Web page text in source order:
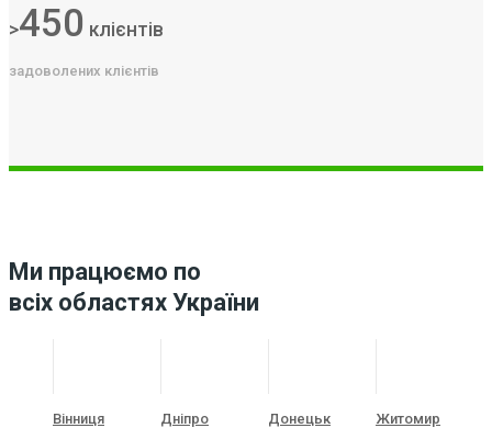
>450 клієнтів
задоволених клієнтів
Ми працюємо по
всіх областях України
Вінниця Дніпро Донецьк Житомир